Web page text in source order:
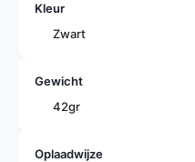
Kleur
Zwart
Gewicht
42gr
Oplaadwijze